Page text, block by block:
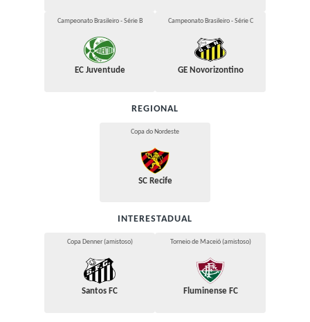
Campeonato Brasileiro - Série B
EC Juventude
Campeonato Brasileiro - Série C
GE Novorizontino
REGIONAL
Copa do Nordeste
SC Recife
INTERESTADUAL
Copa Denner (amistoso)
Santos FC
Torneio de Maceió (amistoso)
Fluminense FC